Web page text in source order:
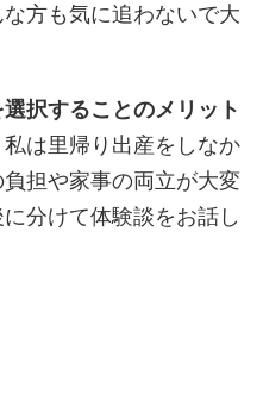
方も気に追わないで大
選択することのメリット
は里帰り出産をしなか
担や家事の両立が大変
分けて体験談をお話し